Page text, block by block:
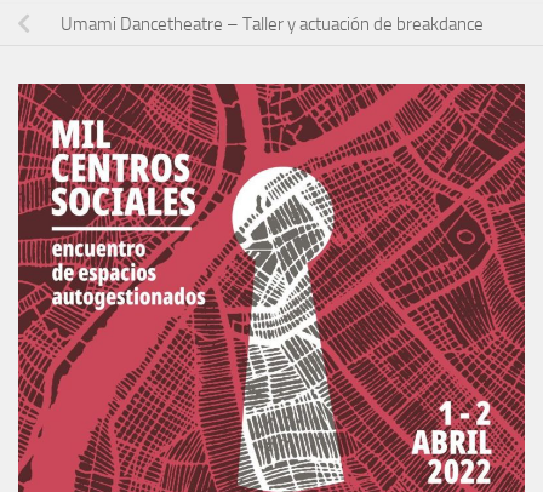
Umami Dancetheatre – Taller y actuación de breakdance